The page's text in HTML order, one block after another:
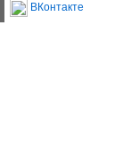
ВКонтакте